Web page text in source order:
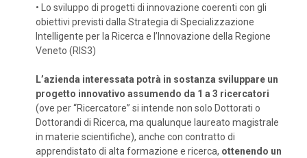
• Lo sviluppo di progetti di innovazione coerenti con gli
obiettivi previsti dalla Strategia di Specializzazione
Intelligente per la Ricerca e l’Innovazione della Regione
Veneto (RIS3)
L’azienda interessata potrà in sostanza sviluppare un
progetto innovativo assumendo da 1 a 3 ricercatori
(ove per “Ricercatore” si intende non solo Dottorati o
Dottorandi di Ricerca, ma qualunque laureato magistrale
in materie scientifiche), anche con contratto di
apprendistato di alta formazione e ricerca, ottenendo un